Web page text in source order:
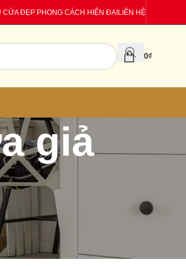
CỬA ĐẸP PHONG CÁCH HIỆN ĐẠILIÊN HỆ
0₫
giả